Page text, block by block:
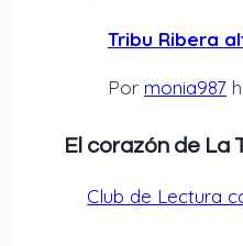
Tribu Ribera
Por monia987
El corazón de La
Club de Lectura